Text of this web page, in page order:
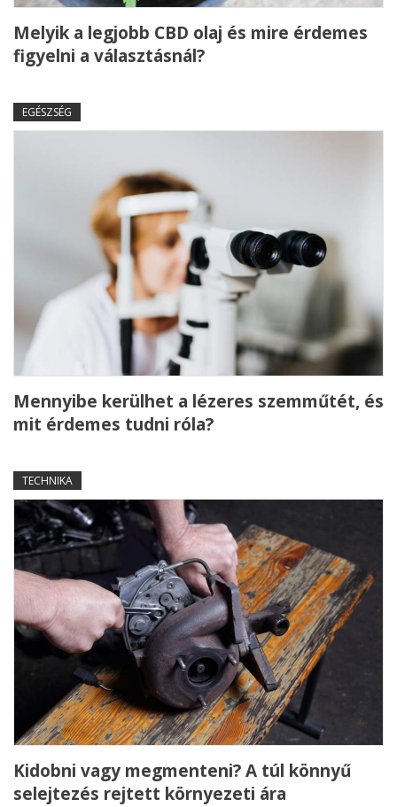
Melyik a legjobb CBD olaj és mire érdemes
figyelni a választásnál?
EGÉSZSÉG
Mennyibe kerülhet a lézeres szemműtét, és
mit érdemes tudni róla?
TECHNIKA
Kidobni vagy megmenteni? A túl könnyű
selejtezés rejtett környezeti ára